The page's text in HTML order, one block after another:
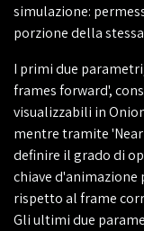
simulazione:
porzione della
I primi due
frames forward',
visualizzabili in
mentre tramite
definire il grado di
chiave d'animazione
rispetto al frame
Gli ultimi due